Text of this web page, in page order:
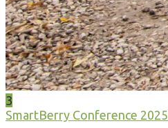
3
SmartBerry Conference 2025